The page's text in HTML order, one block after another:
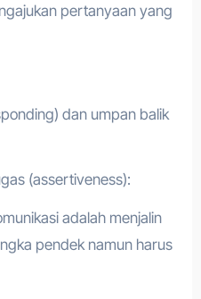
pertanyaan yang
dan umpan balik
(assertiveness):
adalah menjalin
pendek namun harus